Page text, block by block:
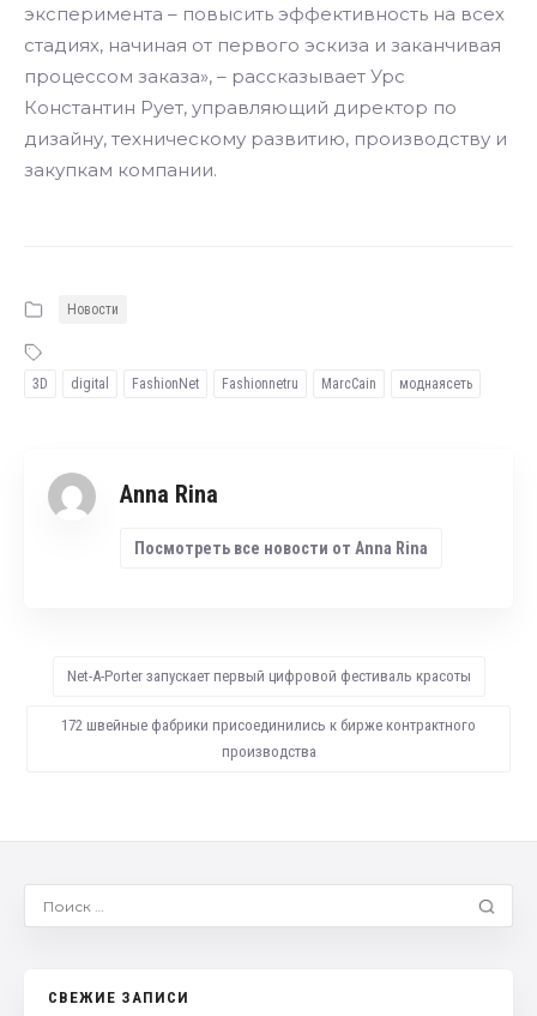
эксперимента – повысить эффективность на всех
стадиях, начиная от первого эскиза и заканчивая
процессом заказа», – рассказывает Урс
Константин Рует, управляющий директор по
дизайну, техническому развитию, производству и
закупкам компании.
Новости
3D digital FashionNet Fashionnetru MarcCain моднаясеть
Anna Rina
Посмотреть все новости от Anna Rina
Net-A-Porter запускает первый цифровой фестиваль красоты
172 швейные фабрики присоединились к бирже контрактного
производства
СВЕЖИЕ ЗАПИСИ